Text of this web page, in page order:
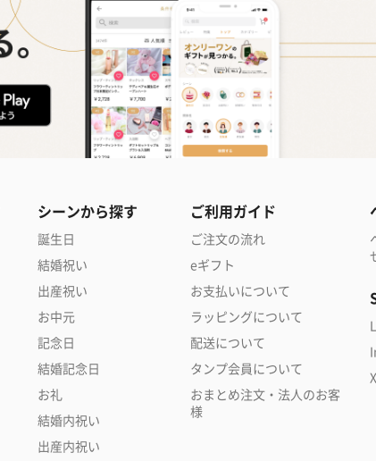
シーンから探す
誕生日
結婚祝い
出産祝い
お中元
記念日
結婚記念日
お礼
結婚内祝い
出産内祝い
ご利用ガイド
ご注文の流れ
eギフト
お支払いについて
ラッピングについて
配送について
タンプ会員について
おまとめ注文・法人のお客
様